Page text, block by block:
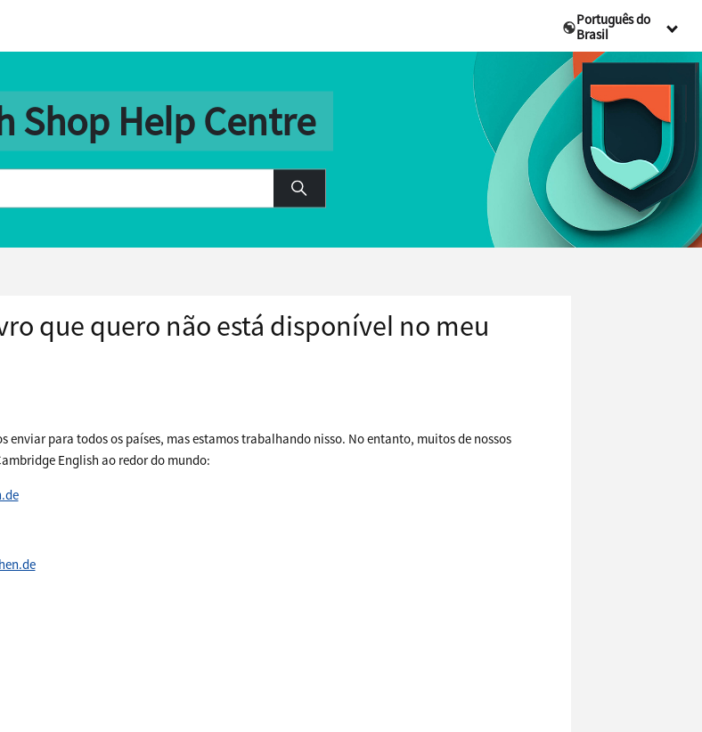
Português do
Brasil
Shop Help Centre
que quero não está disponível no meu
enviar para todos os países, mas estamos trabalhando nisso. No entanto, muitos de nossos
English ao redor do mundo: